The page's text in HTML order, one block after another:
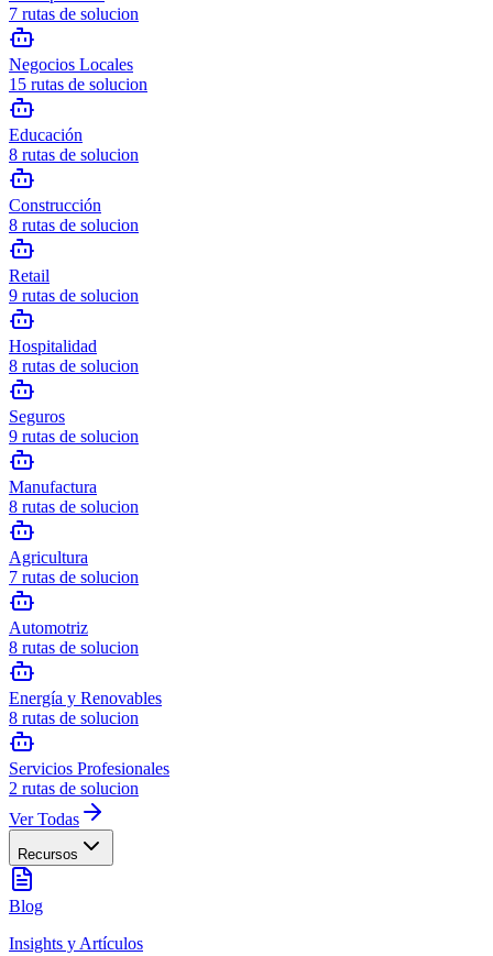
7 rutas de solucion
Negocios Locales
15 rutas de solucion
Educación
8 rutas de solucion
Construcción
8 rutas de solucion
Retail
9 rutas de solucion
Hospitalidad
8 rutas de solucion
Seguros
9 rutas de solucion
Manufactura
8 rutas de solucion
Agricultura
7 rutas de solucion
Automotriz
8 rutas de solucion
Energía y Renovables
8 rutas de solucion
Servicios Profesionales
2 rutas de solucion
Ver Todas
Recursos
Blog
Insights y Artículos